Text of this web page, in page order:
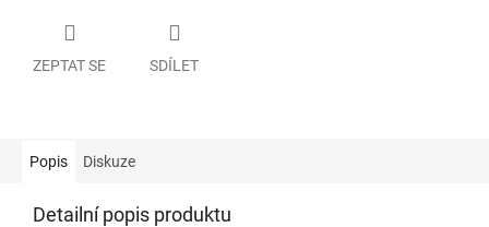
ZEPTAT SE SDÍLET
Popis Diskuze
Detailní popis produktu